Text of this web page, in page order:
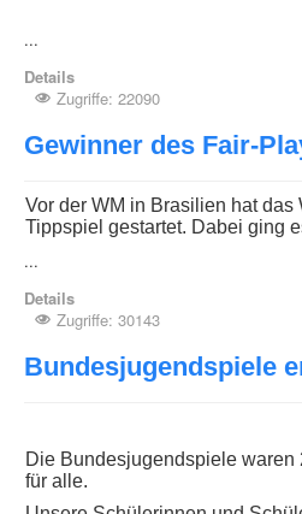
...
Details
Zugriffe: 22090
Gewinner des Fair-
Vor der WM in Brasilien hat das
Tippspiel gestartet. Dabei ging
...
Details
Zugriffe: 30143
Bundesjugendspiele
Die Bundesjugendspiele waren
für alle.